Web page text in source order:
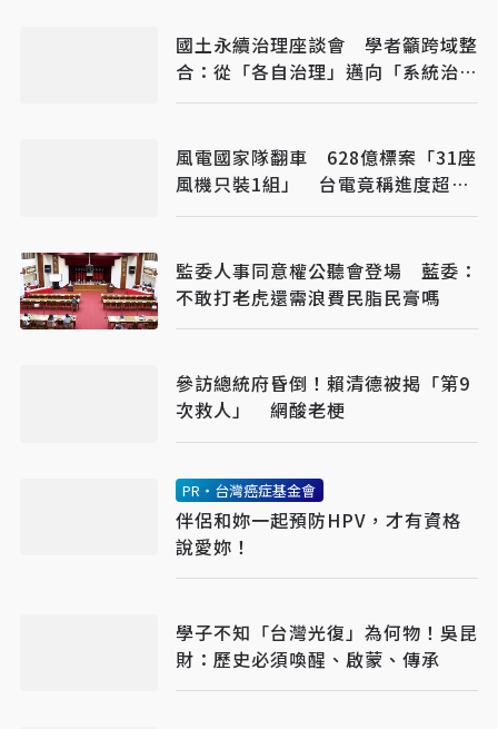
國土永續治理座談會 學者籲跨域整
合：從「各自治理」邁向「系統治
理」
風電國家隊翻車 628億標案「31座
風機只裝1組」 台電竟稱進度超
96%
監委人事同意權公聽會登場 藍委：
不敢打老虎還需浪費民脂民膏嗎
參訪總統府昏倒！賴清德被揭「第9
次救人」 網酸老梗
PR・台灣癌症基金會
伴侶和妳一起預防HPV，才有資格
說愛妳！
學子不知「台灣光復」為何物！吳昆
財：歷史必須喚醒、啟蒙、傳承